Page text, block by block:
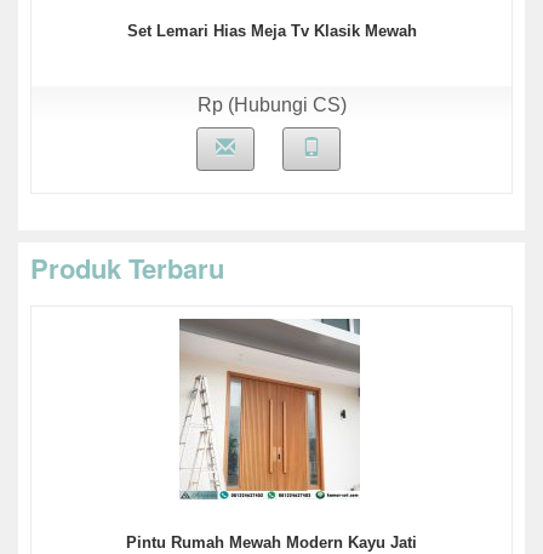
Set Lemari Hias Meja Tv Klasik Mewah
Rp (Hubungi CS)
Produk Terbaru
Pintu Rumah Mewah Modern Kayu Jati